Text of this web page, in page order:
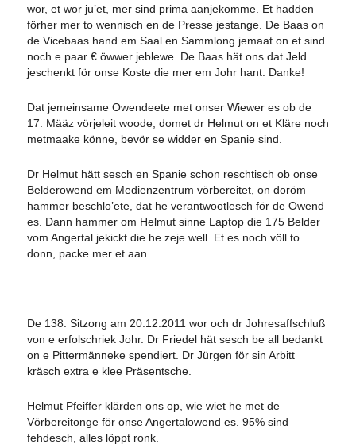
wor, et wor ju’et, mer sind prima aanjekomme. Et hadden
förher mer to wennisch en de Presse jestange. De Baas on
de Vicebaas hand em Saal en Sammlong jemaat on et sind
noch e paar € öwwer jeblewe. De Baas hät ons dat Jeld
jeschenkt för onse Koste die mer em Johr hant. Danke!
Dat jemeinsame Owendeete met onser Wiewer es ob de
17. Määz vörjeleit woode, domet dr Helmut on et Kläre noch
metmaake könne, bevör se widder en Spanie sind.
Dr Helmut hätt sesch en Spanie schon reschtisch ob onse
Belderowend em Medienzentrum vörbereitet, on doröm
hammer beschlo’ete, dat he verantwootlesch för de Owend
es. Dann hammer om Helmut sinne Laptop die 175 Belder
vom Angertal jekickt die he zeje well. Et es noch völl to
donn, packe mer et aan.
De 138. Sitzong am 20.12.2011 wor och dr Johresaffschluß
von e erfolschriek Johr. Dr Friedel hät sesch be all bedankt
on e Pittermänneke spendiert. Dr Jürgen för sin Arbitt
kräsch extra e klee Präsentsche.
Helmut Pfeiffer klärden ons op, wie wiet he met de
Vörbereitonge för onse Angertalowend es. 95% sind
fehdesch, alles löppt ronk.